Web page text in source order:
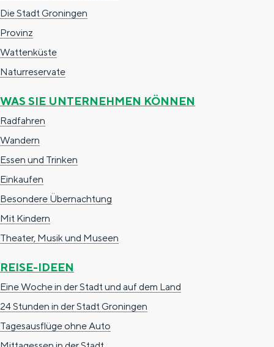
wechselhafte Landschaft. Im Handumdrehen
Mittagessen in der Stadt
S
p
r
a
c
h
e
de
e
Deutsch
English
o
t
o
t
a
Die Stadt Groningen
Provinz
Wattenküste
Naturreservate
WAS SIE UNTERNEHMEN KÖNNEN
Radfahren
Wandern
Essen und Trinken
Einkaufen
Besondere Übernachtung
Mit Kindern
Theater, Musik und Museen
REISE-IDEEN
Eine Woche in der Stadt und auf dem Land
24 Stunden in der Stadt Groningen
Tagesausflüge ohne Auto